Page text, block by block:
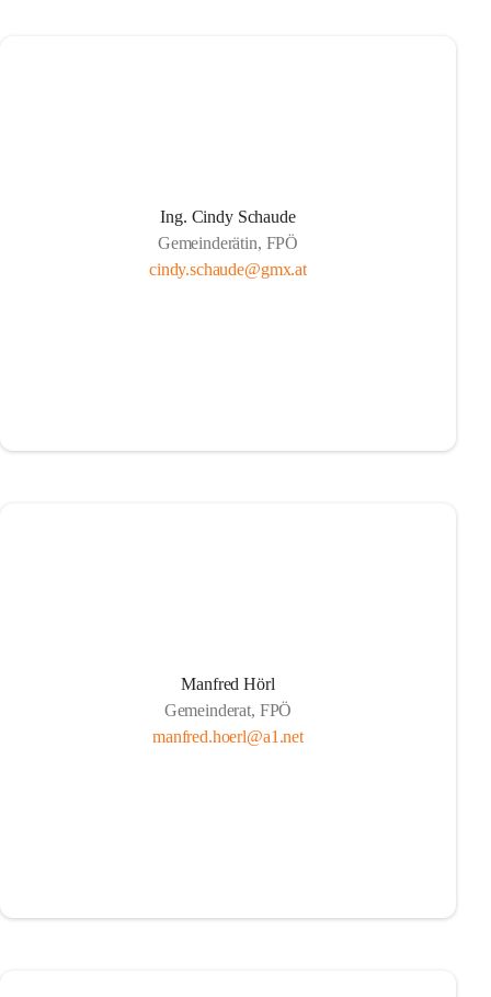
Ing. Cindy Schaude
Gemeinderätin, FPÖ
cindy.schaude@gmx.at
Manfred Hörl
Gemeinderat, FPÖ
manfred.hoerl@a1.net